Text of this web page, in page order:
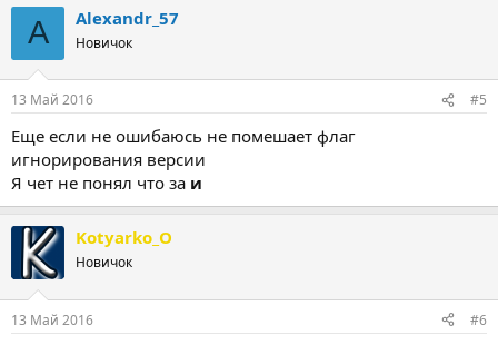
A Alexandr_57
Новичок
13 Май 2016 #5
Еще если не ошибаюсь не помешает флаг
игнорирования версии
Я чет не понял что за и
Kotyarko_O
Новичок
13 Май 2016 #6